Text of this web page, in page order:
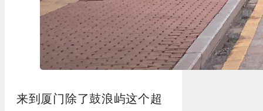
来到厦门除了鼓浪屿这个超